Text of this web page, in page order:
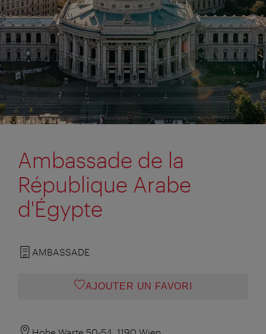
Ambassade de la
République Arabe
d'Égypte
AMBASSADE
AJOUTER UN FAVORI